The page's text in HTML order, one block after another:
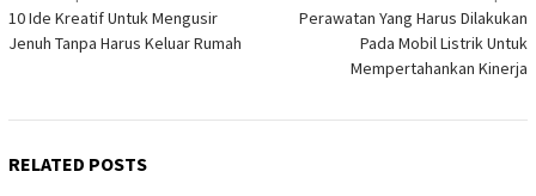
navigation
10 Ide Kreatif Untuk Mengusir
Jenuh Tanpa Harus Keluar Rumah
Perawatan Yang Harus Dilakukan
Pada Mobil Listrik Untuk
Mempertahankan Kinerja
RELATED POSTS